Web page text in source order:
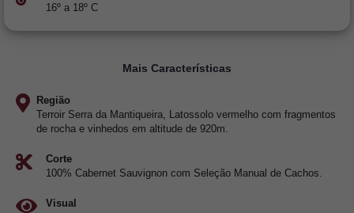
16º a 18º C
Mais Características
Região
Terroir Serra da Mantiqueira, Latossolo vermelho com fragmentos
de rocha e vinhedos em altitude de 920m.
Corte
100% Cabernet Sauvignon com Seleção Manual de Cachos.
Visual